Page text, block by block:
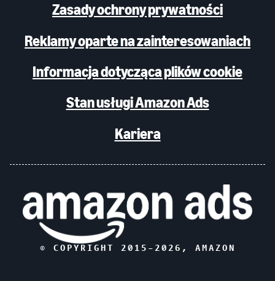
Zasady ochrony prywatności
Reklamy oparte na zainteresowaniach
Informacja dotycząca plików cookie
Stan usługi Amazon Ads
Kariera
© COPYRIGHT 2015– 2026 , AMAZON